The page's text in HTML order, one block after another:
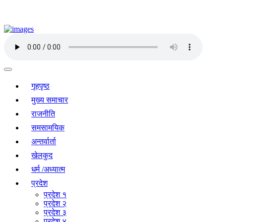
गृहपृष्ठ
मुख्य समाचार
राजनीति
समसामयिक
अन्तर्वार्ता
खेलकुद
धर्म /अध्यात्म
प्रदेश
प्रदेश १
प्रदेश २
प्रदेश ३